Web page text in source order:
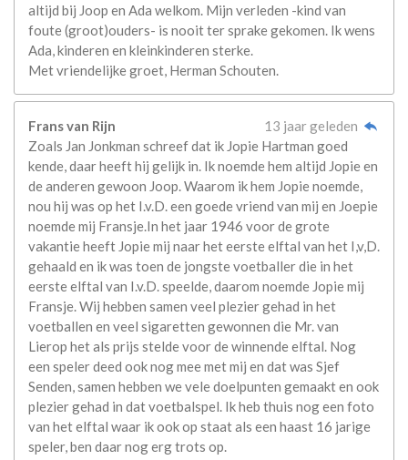
altijd bij Joop en Ada welkom. Mijn verleden -kind van
foute (groot)ouders- is nooit ter sprake gekomen. Ik wens
Ada, kinderen en kleinkinderen sterke.
Met vriendelijke groet, Herman Schouten.
Frans van Rijn
13 jaar geleden
Zoals Jan Jonkman schreef dat ik Jopie Hartman goed
kende, daar heeft hij gelijk in. Ik noemde hem altijd Jopie en
de anderen gewoon Joop. Waarom ik hem Jopie noemde,
nou hij was op het I.v.D. een goede vriend van mij en Joepie
noemde mij Fransje.In het jaar 1946 voor de grote
vakantie heeft Jopie mij naar het eerste elftal van het I,v,D.
gehaald en ik was toen de jongste voetballer die in het
eerste elftal van I.v.D. speelde, daarom noemde Jopie mij
Fransje. Wij hebben samen veel plezier gehad in het
voetballen en veel sigaretten gewonnen die Mr. van
Lierop het als prijs stelde voor de winnende elftal. Nog
een speler deed ook nog mee met mij en dat was Sjef
Senden, samen hebben we vele doelpunten gemaakt en ook
plezier gehad in dat voetbalspel. Ik heb thuis nog een foto
van het elftal waar ik ook op staat als een haast 16 jarige
speler, ben daar nog erg trots op.